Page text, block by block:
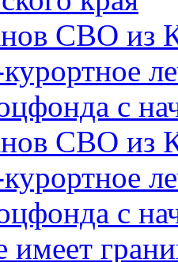
СВО из
с
СВО из
с
имеет